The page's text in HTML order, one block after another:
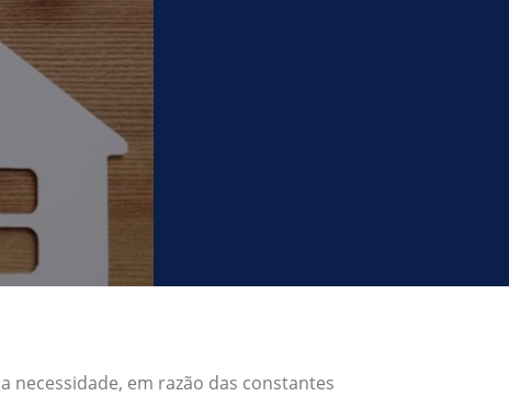
necessidade, em razão das constantes